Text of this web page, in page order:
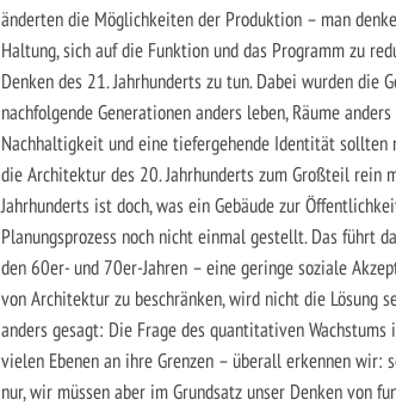
änderten die Möglichkeiten der Produktion – man
Haltung, sich auf die Funktion und das Programm zu
Denken des 21. Jahrhunderts zu tun. Dabei wurden
nachfolgende Generationen anders leben, Räume
Nachhaltigkeit und eine tiefergehende Identität sollten
die Architektur des 20. Jahrhunderts zum Großteil rein
Jahrhunderts ist doch, was ein Gebäude zur
Planungsprozess noch nicht einmal gestellt. Das führt
den 60er- und 70er-Jahren – eine geringe soziale
von Architektur zu beschränken, wird nicht die Lösung
anders gesagt: Die Frage des quantitativen
vielen Ebenen an ihre Grenzen – überall erkennen
nur, wir müssen aber im Grundsatz unser Denken von